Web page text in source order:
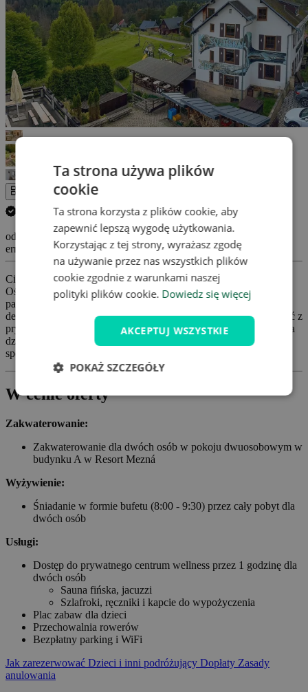
Cała galeria
Anuluj swój pobyt GRATIS.(Więcej informacji)
od 1 181 Zł
errors_loading_failed
Ciesz się pięknem Czeskiej Szwajcarii i doskonałym relaksem!
Ośrodek Mezná na jest idealną bazą wypadową do zwiedzania
parku narodowego i niezakłóconego relaksu. Goście mogą
delektować się obfitym śniadaniem w formie bufetu oraz korzystać z
prywatnego wellness z wanną z hydromasażem i sauną fińską. Dla
dzieci przygotowano plac zabaw na świeżym powietrzu, a
sportowcy mogą korzystać z przechowalni rowerów.
W cenie oferty
Zakwaterowanie:
Zakwaterowanie dla dwóch osób w pokoju dwuosobowym w
budynku A w Resort Mezná
Wyżywienie:
Śniadanie w formie bufetu (8:00 - 9:30) przez cały pobyt dla
dwóch osób
Usługi:
Dostęp do prywatnego centrum wellness przez 1 godzinę dla
dwóch osób
Sauna fińska, jacuzzi
Szlafroki, ręczniki i kapcie do wypożyczenia
Plac zabaw dla dzieci
Przechowalnia rowerów
Bezpłatny parking i WiFi
Jak zarezerwować Dzieci i inni podróżujący Dopłaty Zasady
anulowania
Ta strona używa plików
cookie
Ta strona korzysta z plików cookie, aby
zapewnić lepszą wygodę użytkowania.
Korzystając z tej strony, wyrażasz zgodę
na używanie przez nas wszystkich plików
cookie zgodnie z warunkami naszej
polityki plików cookie. Dowiedz się więcej
AKCEPTUJ WSZYSTKIE
POKAŻ SZCZEGÓŁY